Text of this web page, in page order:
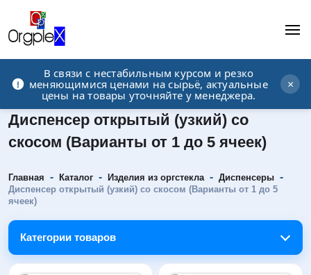
В связи с нестабильным курсом и резко
меняющимися ценами на сырьё, актуальные
цены на товары уточняйте у менеджера.
×
Рекламно-производственная компания
Диспенсер открытый (узкий) со
скосом (Варианты от 1 до 5 ячеек)
Главная - Каталог - Изделия из оргстекла - Диспенсеры -
Диспенсер открытый (узкий) со скосом (Варианты от 1 до 5
ячеек)
Категории товаров